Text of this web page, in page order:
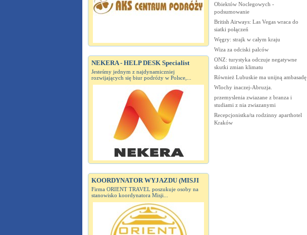
NEKERA - HELP DESK Specialist
Jesteśmy jednym z najdynamiczniej
rozwijających się biur podróży w Polsce,...
KOORDYNATOR WYJAZDU (MISJI
Firma ORIENT TRAVEL poszukuje osoby na
stanowisko koordynatora Misji...
Obiektów Noclegowych -
podsumowanie
British Airways: Las Vegas wraca do
siatki połączeń
Węgry: strajk w całym kraju
Wiza za odciski palców
ONZ: turystyka odczuje negatywne
skutki zmian klimatu
Również Lubuskie ma unijną ambasadę
Wlochy inaczej-Abruzja.
przemyslenia zwiazane z branza i
studiami z nia zwiazanymi
Recepcjonistka/ta rodzinny aparthotel
Kraków